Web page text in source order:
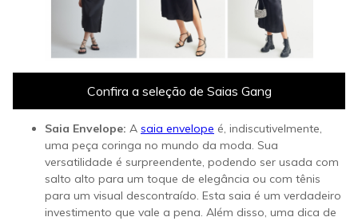
Confira a seleção de Saias Gang
Saia Envelope: A saia envelope é, indiscutivelmente,
uma peça coringa no mundo da moda. Sua
versatilidade é surpreendente, podendo ser usada com
salto alto para um toque de elegância ou com tênis
para um visual descontraído. Esta saia é um verdadeiro
investimento que vale a pena. Além disso, uma dica de